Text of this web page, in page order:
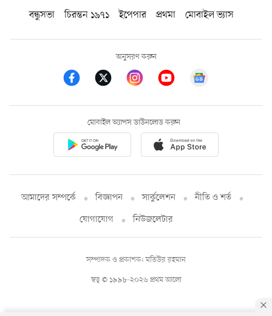
বন্ধুসভা
চিরন্তন ১৯৭১ ইপেপার প্রথমা মোবাইল ভ্যাস
অনুসরণ করুন
মোবাইল অ্যাপস ডাউনলোড করুন
আমাদের সম্পর্কে বিজ্ঞাপন সার্কুলেশন
নীতি ও শর্ত
যোগাযোগ
নিউজলেটার
স্বত্ব © ১৯৯৮-২০২৬ প্রথম আলো
সম্পাদক ও প্রকাশক: মতিউর রহমান